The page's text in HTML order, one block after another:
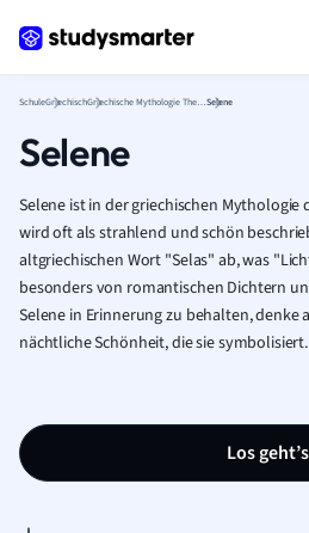
SchuleGriechisch Griechische Mythologie TheorieSelene
Selene
Selene ist in der griechischen Mythologie
wird oft als strahlend und schön
altgriechischen Wort "Selas" ab, was
besonders von romantischen Dichtern
Selene in Erinnerung zu behalten, denke
nächtliche Schönheit, die sie symbolisiert.
Los geht’s